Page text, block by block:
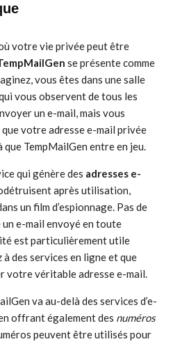
votre vie privée peut être
se présente comme
vous êtes dans une salle
vous observent de tous les
un e-mail, mais vous
votre adresse e-mail privée
que TempMailGen entre en jeu.
qui génère des adresses e-
après utilisation,
un film d’espionnage. Pas de
un e-mail envoyé en toute
est particulièrement utile
des services en ligne et que
votre véritable adresse e-mail.
va au-delà des services d’e-
offrant également des numéros
peuvent être utilisés pour